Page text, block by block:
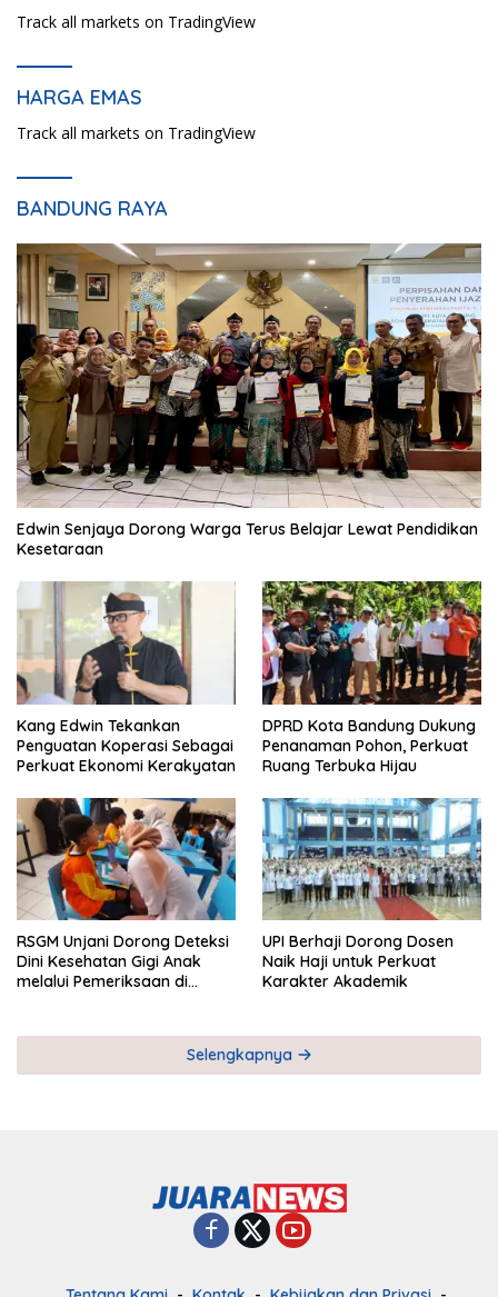
Track all markets on TradingView
HARGA EMAS
Track all markets on TradingView
BANDUNG RAYA
Edwin Senjaya Dorong Warga Terus Belajar Lewat Pendidikan
Kesetaraan
Kang Edwin Tekankan
Penguatan Koperasi Sebagai
Perkuat Ekonomi Kerakyatan
DPRD Kota Bandung Dukung
Penanaman Pohon, Perkuat
Ruang Terbuka Hijau
RSGM Unjani Dorong Deteksi
Dini Kesehatan Gigi Anak
melalui Pemeriksaan di
UPI Berhaji Dorong Dosen
Naik Haji untuk Perkuat
Karakter Akademik
Selengkapnya